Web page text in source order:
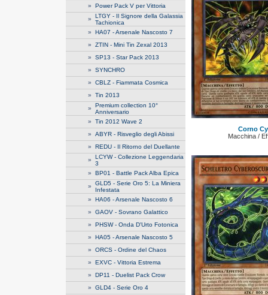
» Power Pack V per Vittoria
» LTGY - Il Signore della Galassia
Tachionica
» HA07 - Arsenale Nascosto 7
» ZTIN - Mini Tin Zexal 2013
» SP13 - Star Pack 2013
» SYNCHRO
» CBLZ - Fiammata Cosmica
» Tin 2013
» Premium collection 10°
Anniversario
» Tin 2012 Wave 2
» ABYR - Risveglio degli Abissi
» REDU - Il Ritorno del Duellante
» LCYW - Collezione Leggendaria
3
» BP01 - Battle Pack Alba Epica
» GLD5 - Serie Oro 5: La Miniera
Infestata
» HA06 - Arsenale Nascosto 6
» GAOV - Sovrano Galattico
» PHSW - Onda D'Urto Fotonica
» HA05 - Arsenale Nascosto 5
» ORCS - Ordine del Chaos
» EXVC - Vittoria Estrema
» DP11 - Duelist Pack Crow
» GLD4 - Serie Oro 4
Corno
Macchina /